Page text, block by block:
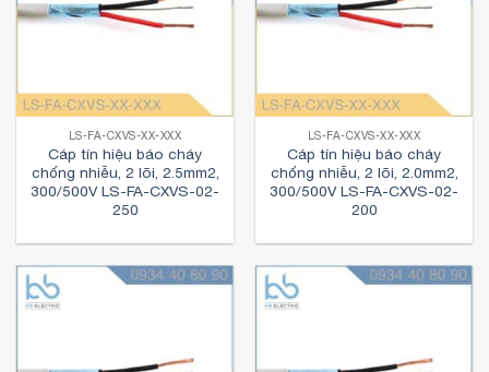
LS-FA-CXVS-XX-XXX
Cáp tín hiệu báo cháy
chống nhiễu, 2 lõi, 2.5mm2,
300/500V LS-FA-CXVS-02-
250
LS-FA-CXVS-XX-XXX
Cáp tín hiệu báo cháy
chống nhiễu, 2 lõi, 2.0mm2,
300/500V LS-FA-CXVS-02-
200